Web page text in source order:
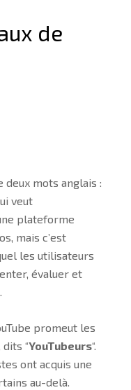
de
deux mots anglais :
veut
plateforme
mais c’est
les utilisateurs
évaluer et
promeut les
“YouTubeurs“.
ont acquis une
au-delà.